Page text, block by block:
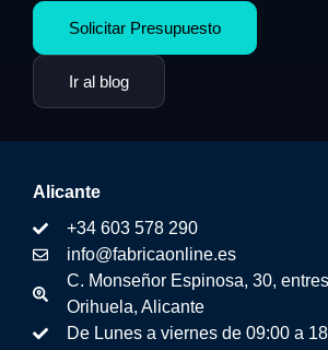
Solicitar Presupuesto
Ir al blog
Alicante
+34 603 578 290
info@fabricaonline.es
C. Monseñor Espinosa, 30,
Orihuela, Alicante
De Lunes a viernes de 09:00 a